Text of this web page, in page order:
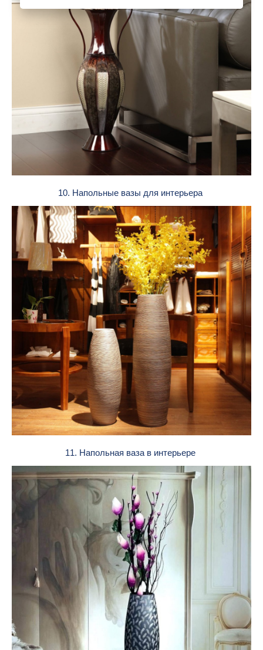
10. Напольные вазы для интерьера
11. Напольная ваза в интерьере